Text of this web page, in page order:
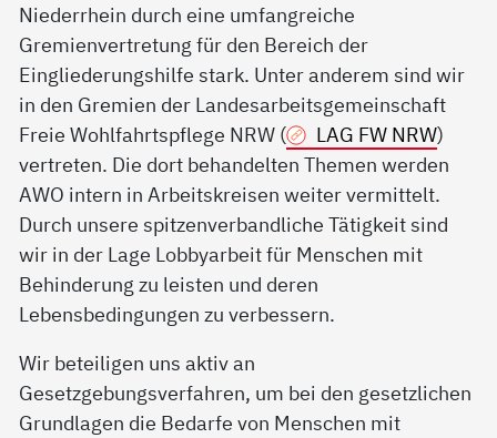
Niederrhein durch eine umfangreiche
Gremienvertretung für den Bereich der
Eingliederungshilfe stark. Unter anderem sind wir
in den Gremien der Landesarbeitsgemeinschaft
Freie Wohlfahrtspflege NRW (
LAG FW NRW)
vertreten. Die dort behandelten Themen werden
AWO intern in Arbeitskreisen weiter vermittelt.
Durch unsere spitzenverbandliche Tätigkeit sind
wir in der Lage Lobbyarbeit für Menschen mit
Behinderung zu leisten und deren
Lebensbedingungen zu verbessern.
Wir beteiligen uns aktiv an
Gesetzgebungsverfahren, um bei den gesetzlichen
Grundlagen die Bedarfe von Menschen mit